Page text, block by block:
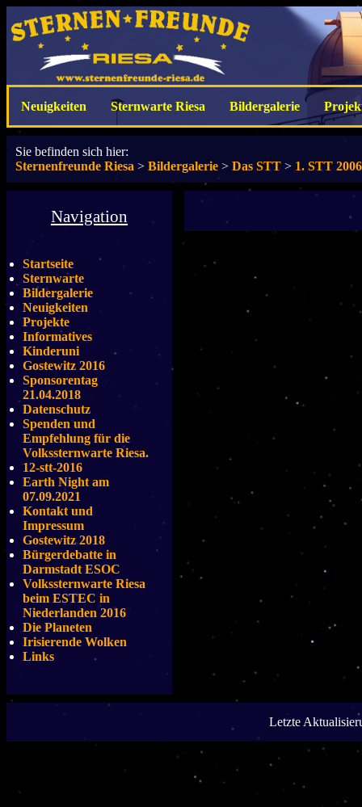
Neuigkeiten Sternwarte Riesa Bildergalerie
Sie befinden sich hier:
Sternenfreunde Riesa > Bildergalerie > Das STT > 1. STT 2006
Navigation
Startseite
Sternwarte
Bildergalerie
Neuigkeiten
Projekte
Informatives
Kinderuni
Gostewitz 2016
Sponsorentag
21.04.2018
Datenschutz
Spenden und
Empfehlung für die
Volkssternwarte Riesa.
12-stt-2016
Earth Night am
07.09.2021
Kontakt und
Impressum
Gostewitz 2018
Bürgerdebatte in
Darmstadt ESOC
Volkssternwarte Riesa
beim ESTEC in
Niederlanden 2016
Die Planeten
Irisierende Wolken
Links
Letzte